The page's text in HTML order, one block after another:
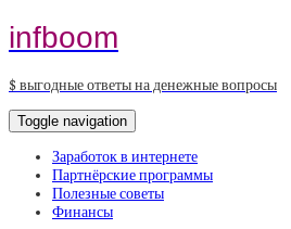
infboom
$ выгодные ответы на денежные вопросы
Toggle navigation
Заработок в интернете
Партнёрские программы
Полезные советы
Финансы